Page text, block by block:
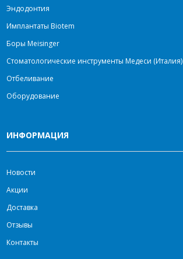
Эндодонтия
Имплантаты Biotem
Боры Meisinger
Стоматологические инструменты Медеси (Италия)
Отбеливание
Оборудование
ИНФОРМАЦИЯ
Новости
Акции
Доставка
Отзывы
Контакты